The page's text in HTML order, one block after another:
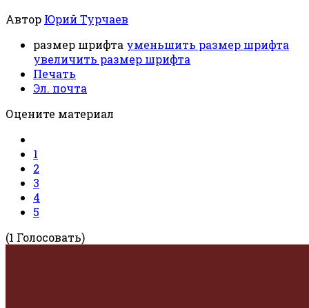
Автор Юрий Турчаев
размер шрифта уменьшить размер шрифта
увеличить размер шрифта
Печать
Эл. почта
Оцените материал
1
2
3
4
5
(1 Голосовать)